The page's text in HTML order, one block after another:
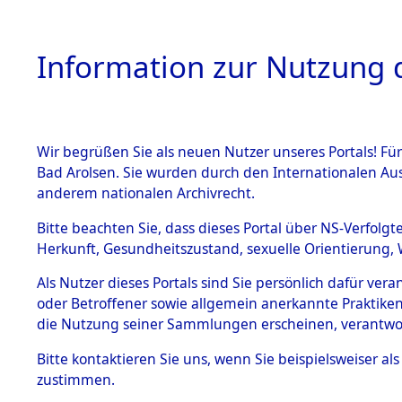
HOME
BESTÄNDE
Inhaftierungsdoku
mente
1.2.9 Beim ITS
verwahrte
1.2.9.1
Effekten aus
0038
Information zur Nutzung
Wir begrüßen Sie als neuen Nutzer unseres Portals!
Bad Arolsen. Sie wurden durch den Internationalen
anderem nationalen Archivrecht.
Bitte beachten Sie, dass dieses Portal über NS-
Herkunft, Gesundheitszustand, sexuelle
Als Nutzer dieses Portals sind Sie persönlich dafür
oder Betroffener sowie allgemein anerkannte
die Nutzung seiner Sammlungen erscheinen,
Bitte kontaktieren Sie uns, wenn Sie beispielsweiser
zustimmen.